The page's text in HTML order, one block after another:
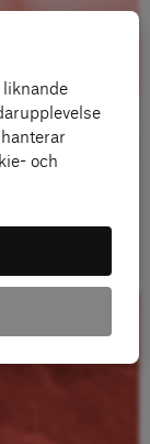
liknande
och